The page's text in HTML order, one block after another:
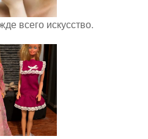
всего искусство.